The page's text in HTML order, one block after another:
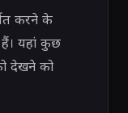
करने के
यहां कुछ
देखने को